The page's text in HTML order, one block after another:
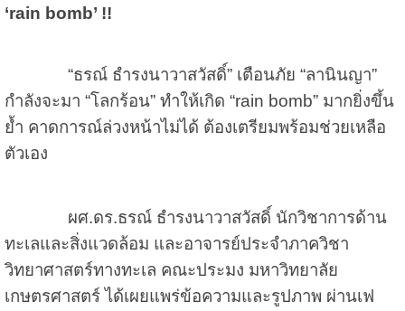
‘rain bomb’ !!
“ธรณ์ ธำรงนาวาสวัสดิ์” เตือนภัย “ลานินญา”
กำลังจะมา “โลกร้อน” ทำให้เกิด “rain bomb” มากยิ่งขึ้น
ย้ำ คาดการณ์ล่วงหน้าไม่ได้ ต้องเตรียมพร้อมช่วยเหลือ
ตัวเอง
ผศ.ดร.ธรณ์ ธำรงนาวาสวัสดิ์ นักวิชาการด้าน
ทะเลและสิ่งแวดล้อม และอาจารย์ประจำภาควิชา
วิทยาศาสตร์ทางทะเล คณะประมง มหาวิทยาลัย
เกษตรศาสตร์ ได้เผยแพร่ข้อความและรูปภาพ ผ่านเฟ